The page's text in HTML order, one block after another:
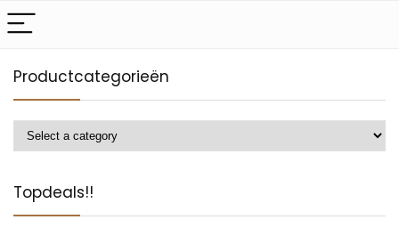
Productcategorieën
Topdeals!!